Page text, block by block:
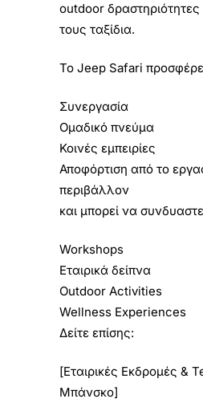
outdoor δραστηριότητες
τους ταξίδια.
Το Jeep Safari
Συνεργασία
Ομαδικό πνεύμα
Κοινές εμπειρίες
Αποφόρτιση από το
περιβάλλον
και μπορεί να
Workshops
Εταιρικά δείπνα
Outdoor Activities
Wellness Experiences
Δείτε επίσης:
[Εταιρικές Εκδρομές &
Μπάνσκο]